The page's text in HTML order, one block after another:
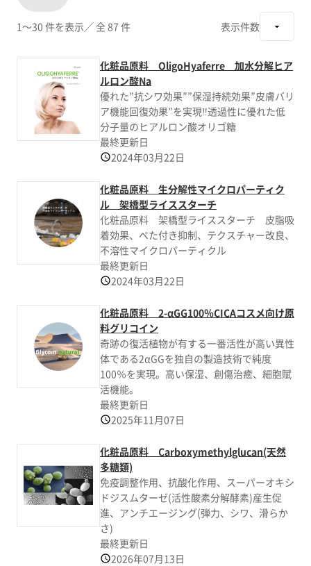
1～30 件を表示／ 全 87 件 表示件数
化粧品原料 OligoHyaferre 加水分解ヒア
ルロン酸Na
優れた”抗シワ効果””保湿持続効果”皮膚バリ
ア機能回復効果”を実現‼透過性に優れた低
分子量のヒアルロン酸オリゴ糖
最終更新日
2024年03月22日
化粧品原料 生分解性マイクロパーティク
ル 架橋型ライススターチ
化粧品原料 架橋型ライススターチ 皮脂吸
着効果、べた付き抑制、テクスチャー改良、
不溶性マイクロパーティクル
最終更新日
2024年03月22日
化粧品原料 2-αGG100％CICAコスメ向け原
料グリコイン
奇跡の復活植物が有する一番活性が高い異性
体である2αGGを独自の製造技術で純度
100％を実現。高い保湿、創傷治癒、細胞賦
活機能。
最終更新日
2025年11月07日
化粧品原料 Carboxymethylglucan(天然
多糖類)
免疫調整作用、抗酸化作用、スーパーオキシ
ドジスムターゼ(活性酸素分解酵素)産生促
進、アンチエージング(弾力、シワ、滑らか
さ)
最終更新日
2026年07月13日